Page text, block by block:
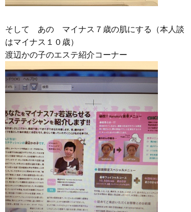
そして あの マイナス７歳の肌にする（本人談
はマイナス１０歳）
渡辺かの子のエステ紹介コーナー